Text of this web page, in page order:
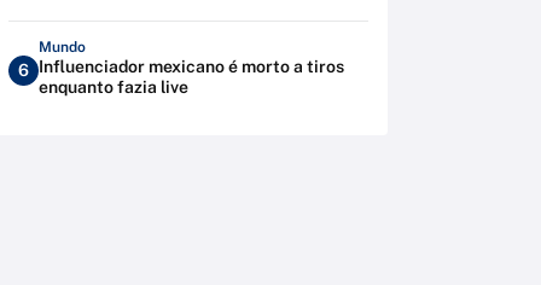
6
Mundo
Influenciador mexicano é morto a tiros
enquanto fazia live